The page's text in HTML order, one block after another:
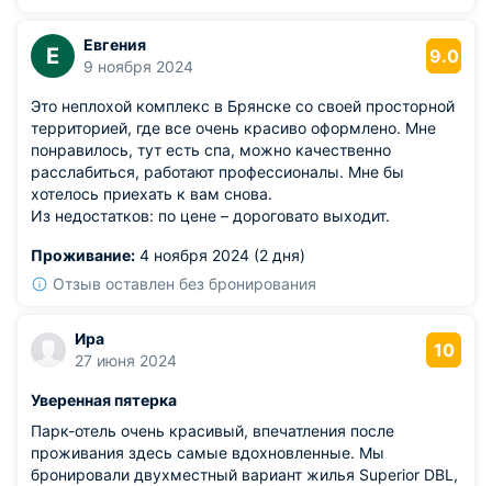
Е
Евгения
9 ноября 2024
9.0
Это неплохой комплекс в Брянске со своей просторной
территорией, где все очень красиво оформлено. Мне
понравилось, тут есть спа, можно качественно
расслабиться, работают профессионалы. Мне бы
хотелось приехать к вам снова.
Из недостатков: по цене – дороговато выходит.
Проживание: 4 ноября 2024 (2 дня)
Отзыв оставлен без бронирования
Ира
27 июня 2024
10
Уверенная пятерка
Парк-отель очень красивый, впечатления после
проживания здесь самые вдохновленные. Мы
бронировали двухместный вариант жилья Superior DBL,